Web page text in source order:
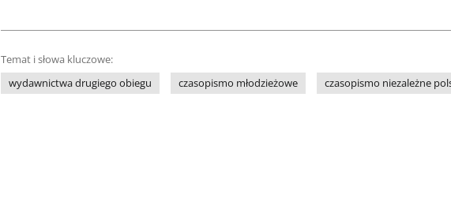
Temat i słowa kluczowe:
wydawnictwa drugiego obiegu
czasopismo młodzieżowe czasopismo niezależne